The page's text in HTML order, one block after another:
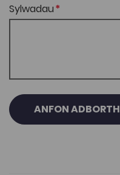
Sylwadau
ANFON ADBORTH